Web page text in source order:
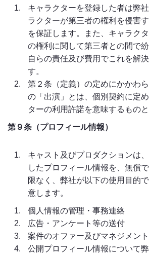
キャラクターを登録した者は弊
ラクターが第三者の権利を侵害
を保証します。また、キャラク
の権利に関して第三者との間で
自らの責任及び費用でこれを解
す。
第２条（定義）の定めにかかわ
の「出演」とは、個別契約に定
ターの利用許諾を意味するものと
第９条（プロフィール情報）
キャスト及びプロダクションは
したプロフィール情報を、無償
限なく、弊社が以下の使用目的
意します。
個人情報の管理・事務連絡
広告・アンケート等の送付
案件のオファー及びマネジメン
公開プロフィール情報について